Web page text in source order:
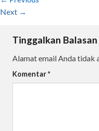
Next →
Tinggalkan Balasan
Alamat email Anda tidak
Komentar*